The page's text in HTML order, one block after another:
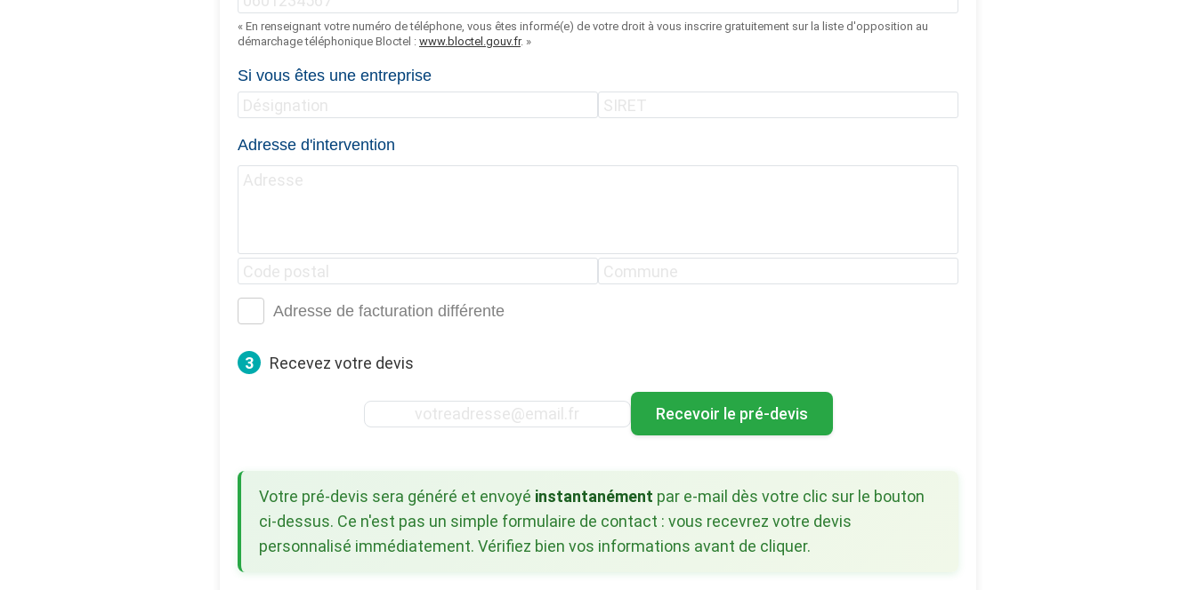
« En renseignant votre numéro de téléphone, vous êtes informé(e) de votre droit à vous inscrire gratuitement sur la liste d'opposition au
démarchage téléphonique Bloctel : www.bloctel.gouv.fr. »
Si vous êtes une entreprise
Adresse d'intervention
Adresse de facturation différente
3 Recevez votre devis
Recevoir le pré-devis
Votre pré-devis sera généré et envoyé instantanément par e-mail dès votre clic sur le bouton
ci-dessus. Ce n'est pas un simple formulaire de contact : vous recevrez votre devis
personnalisé immédiatement. Vérifiez bien vos informations avant de cliquer.